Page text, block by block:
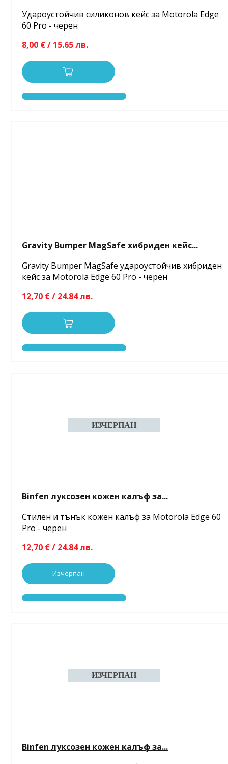
Удароустойчив силиконов кейс за Motorola Edge
60 Pro - черен
8,00 € / 15.65 лв.
Gravity Bumper MagSafe хибриден кейс...
Gravity Bumper MagSafe удароустойчив хибриден
кейс за Motorola Edge 60 Pro - черен
12,70 € / 24.84 лв.
Binfen луксозен кожен калъф за...
Стилен и тънък кожен калъф за Motorola Edge 60
Pro - черен
12,70 € / 24.84 лв.
Изчерпан
Binfen луксозен кожен калъф за...